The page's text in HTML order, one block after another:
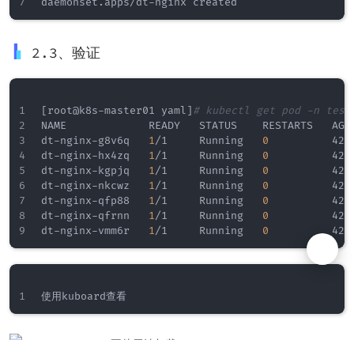
2.3、验证
[root@k8s-master01 yaml] # kubectl get pod -n test
NAME             READY   STATUS    RESTARTS
dt-nginx-g8v6q 1/1     Running 0
dt-nginx-hx4zq 1/1     Running 0
dt-nginx-kgpjq 1/1     Running 0
dt-nginx-nkcwz 1/1     Running 0
dt-nginx-qfp88 1/1     Running 0
dt-nginx-qfrnn 1/1     Running 0
dt-nginx-vmm6r 1/1     Running 0